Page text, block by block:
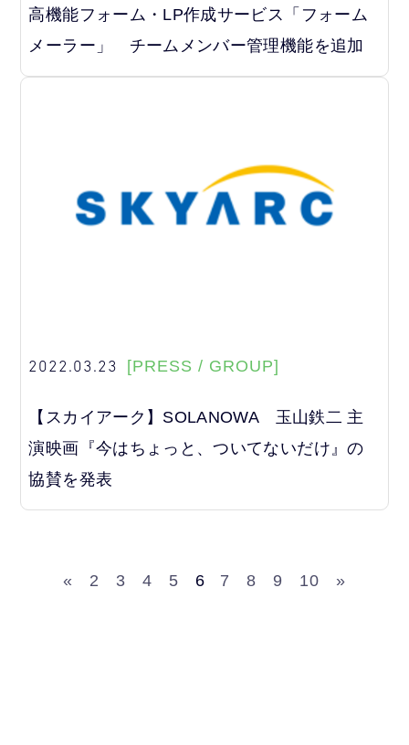
高機能フォーム・LP作成サービス「フォーム
メーラー」 チームメンバー管理機能を追加
2022.03.23 [PRESS / GROUP]
【スカイアーク】SOLANOWA 玉山鉄二 主
演映画『今はちょっと、ついてないだけ』の
協賛を発表
« 2 3 4 5 6 7 8 9 10 »